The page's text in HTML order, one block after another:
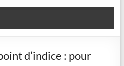
d’indice : pour